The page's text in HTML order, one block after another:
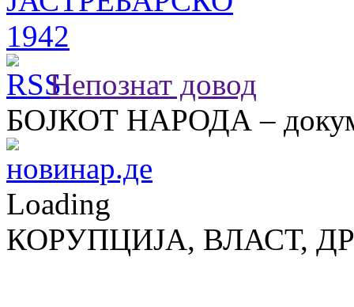
Непознат довод
БОЈКОТ НАРОДА –
Loading
КОРУПЦИЈА, ВЛАСТ,